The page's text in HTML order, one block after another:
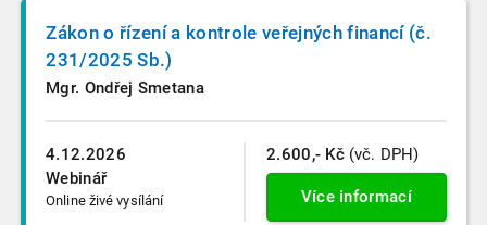
4.12.2026
Webinář
Online živé vysílání
Zákon o řízení a kontrole veřejných financí (č.
231/2025 Sb.)
Mgr. Ondřej Smetana
2.600,- Kč (vč. DPH)
Více informací